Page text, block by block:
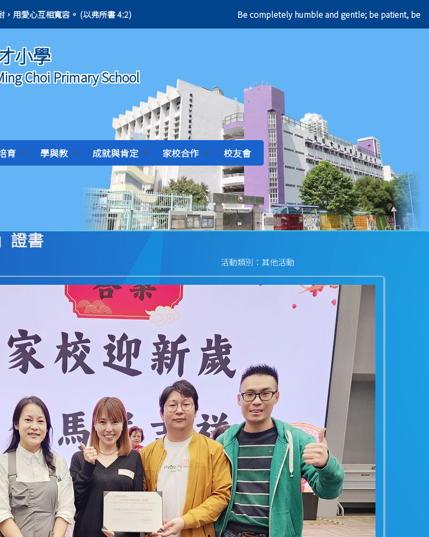
愛心互相寬容。 (以弗所書 4:2) Be completely humble and gentle; be patient,
小學
Choi Primary School
育 學與教 成就與肯定 家校合作 校友會
證書
活動類別：其他活動